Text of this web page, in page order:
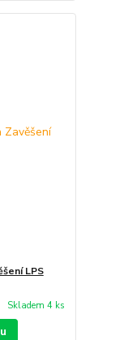
LPS
Skladem 4 ks